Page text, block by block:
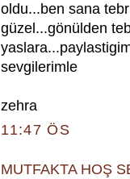
oldu...ben sana
güzel...gönülden
sevgilerimle
zehra
11:47 ÖS
MUTFAKTA HOŞ